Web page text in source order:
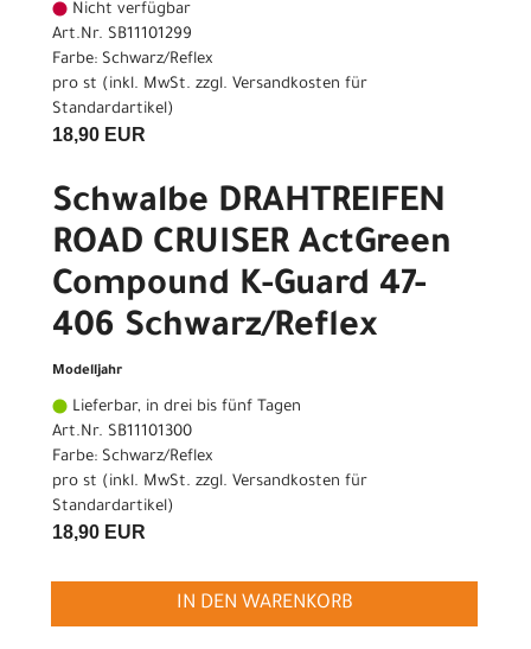
Nicht verfügbar
Art.Nr. SB11101299
Farbe: Schwarz/Reflex
pro st (inkl. MwSt. zzgl. Versandkosten für
Standardartikel)
18,90 EUR
Schwalbe DRAHTREIFEN
ROAD CRUISER ActGreen
Compound K-Guard 47-
406 Schwarz/Reflex
Modelljahr
Lieferbar, in drei bis fünf Tagen
Art.Nr. SB11101300
Farbe: Schwarz/Reflex
pro st (inkl. MwSt. zzgl. Versandkosten für
Standardartikel)
18,90 EUR
IN DEN WARENKORB